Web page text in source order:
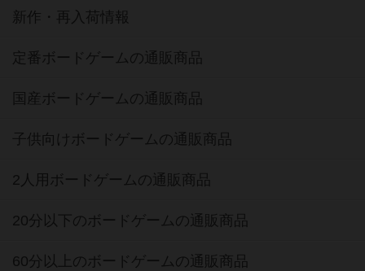
新作・再入荷情報
定番ボードゲームの通販商品
国産ボードゲームの通販商品
子供向けボードゲームの通販商品
2人用ボードゲームの通販商品
20分以下のボードゲームの通販商品
60分以上のボードゲームの通販商品